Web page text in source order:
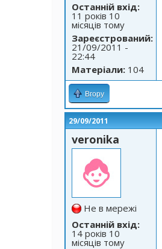
Останній вхід:
11 років 10
місяців тому
Зареєстрований:
21/09/2011 -
22:44
Матеріали: 104
Вгору
29/09/2011
veronika
Не в мережі
Останній вхід:
14 років 10
місяців тому